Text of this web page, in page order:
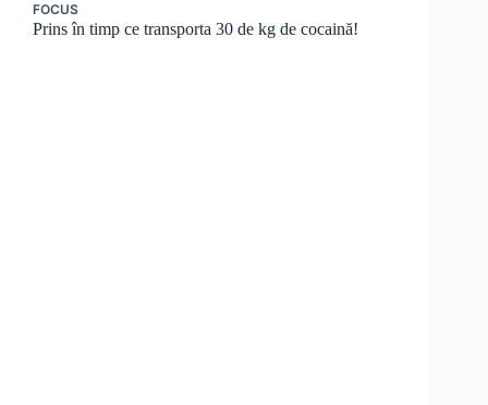
FOCUS
Prins în timp ce transporta 30 de kg de cocaină!